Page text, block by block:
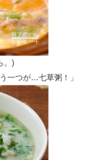
。)
一つが…七草粥！」